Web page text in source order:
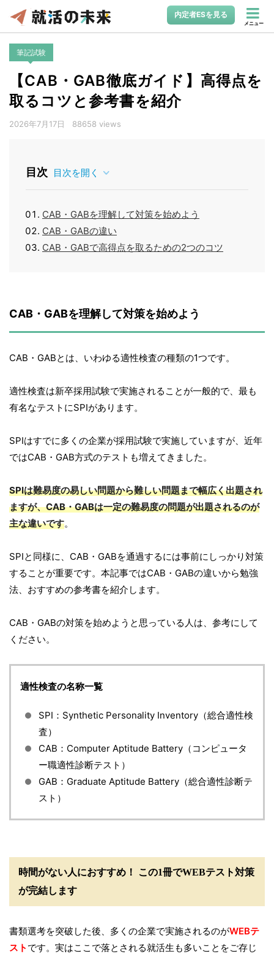
内定者ESを見る
メニュー
筆記試験
【CAB・GAB徹底ガイド】高得点を
取るコツと参考書を紹介
2026年7月17日 88658 views
目次 目次を開く
CAB・GABを理解して対策を始めよう
CAB・GABの違い
CAB・GABで高得点を取るための2つのコツ
CAB・GABを理解して対策を始めよう
CAB・GABとは、いわゆる適性検査の種類の1つです。
適性検査は新卒採用試験で実施されることが一般的で、最も
有名なテストにSPIがあります。
SPIはすでに多くの企業が採用試験で実施していますが、近年
ではCAB・GAB方式のテストも増えてきました。
SPIは難易度の易しい問題から難しい問題まで幅広く出題され
ますが、CAB・GABは一定の難易度の問題が出題されるのが
主な違いです。
SPIと同様に、CAB・GABを通過するには事前にしっかり対策
することが重要です。本記事ではCAB・GABの違いから勉強
法、おすすめの参考書を紹介します。
CAB・GABの対策を始めようと思っている人は、参考にして
ください。
適性検査の名称一覧
SPI：Synthetic Personality Inventory（総合適性検
査）
CAB：Computer Aptitude Battery（コンピュータ
ー職適性診断テスト）
GAB：Graduate Aptitude Battery（総合適性診断テ
スト）
時間がない人におすすめ！ この1冊でWEBテスト対策
が完結します
書類選考を突破した後、多くの企業で実施されるのがWEBテ
スト です。実はここで落とされる就活生も多いことをご存じ